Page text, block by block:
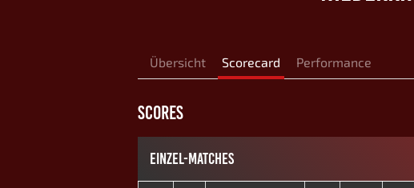
Übersicht Scorecard Performance
SCORES
EINZEL-MATCHES